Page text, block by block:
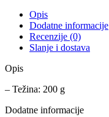
Opis
Dodatne informacije
Recenzije (0)
Slanje i dostava
Opis
– Težina: 200 g
Dodatne informacije